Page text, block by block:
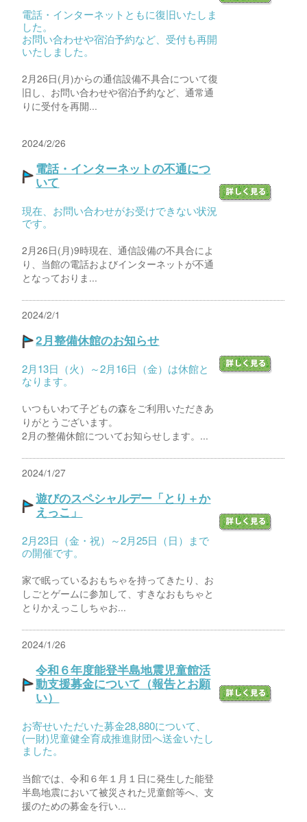
電話・インターネットともに復旧いたしま
した。
お問い合わせや宿泊予約など、受付も再開
いたしました。
2月26日(月)からの通信設備不具合について復
旧し、お問い合わせや宿泊予約など、通常通
りに受付を再開...
2024/2/26
電話・インターネットの不通につ
いて
現在、お問い合わせがお受けできない状況
です。
2月26日(月)9時現在、通信設備の不具合によ
り、当館の電話およびインターネットが不通
となっておりま...
2024/2/1
2月整備休館のお知らせ
2月13日（火）～2月16日（金）は休館と
なります。
いつもいわて子どもの森をご利用いただきあ
りがとうございます。
2月の整備休館についてお知らせします。...
2024/1/27
遊びのスペシャルデー「とり＋か
えっこ」
2月23日（金・祝）～2月25日（日）まで
の開催です。
家で眠っているおもちゃを持ってきたり、お
しごとゲームに参加して、すきなおもちゃと
とりかえっこしちゃお...
2024/1/26
令和６年度能登半島地震児童館活
動支援募金について（報告とお願
い）
お寄せいただいた募金28,880について、
(一財)児童健全育成推進財団へ送金いたし
ました。
当館では、令和６年１月１日に発生した能登
半島地震において被災された児童館等へ、支
援のための募金を行い...